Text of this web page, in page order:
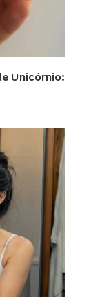
Unicórnio: